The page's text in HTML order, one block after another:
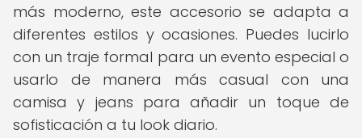
más moderno, este accesorio se adapta a
diferentes estilos y ocasiones. Puedes lucirlo
con un traje formal para un evento especial o
usarlo de manera más casual con una
camisa y jeans para añadir un toque de
sofisticación a tu look diario.